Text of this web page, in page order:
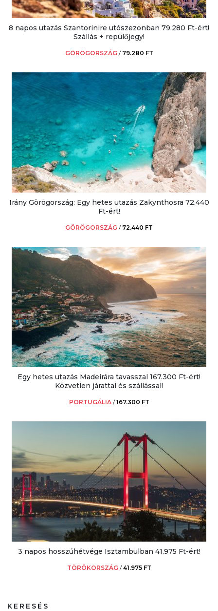
8 napos utazás Szantorinire utószezonban 79.280 Ft-ért!
Szállás + repülőjegy!
GÖRÖGORSZÁG / 79.280 FT
Irány Görögország: Egy hetes utazás Zakynthosra 72.440
Ft-ért!
GÖRÖGORSZÁG / 72.440 FT
Egy hetes utazás Madeirára tavasszal 167.300 Ft-ért!
Közvetlen járattal és szállással!
PORTUGÁLIA /167.300 FT
3 napos hosszúhétvége Isztambulban 41.975 Ft-ért!
TÖRÖKORSZÁG /41.975 FT
KERESÉS